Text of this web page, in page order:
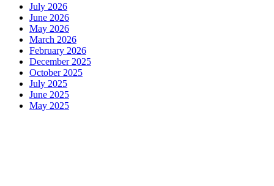
July 2026
June 2026
May 2026
March 2026
February 2026
December 2025
October 2025
July 2025
June 2025
May 2025